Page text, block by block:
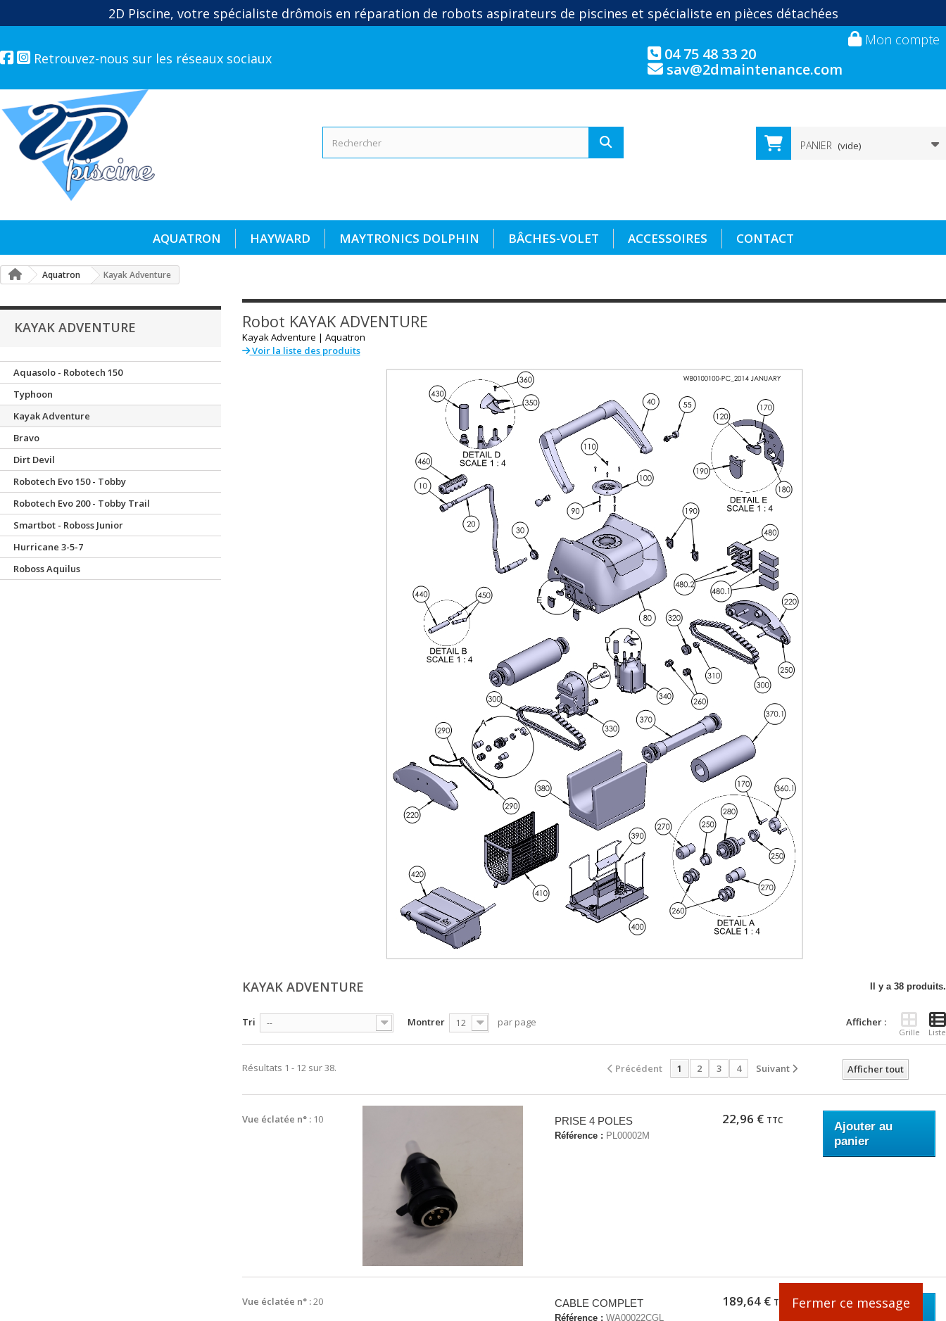
2D Piscine, votre spécialiste drômois en réparation de robots aspirateurs de piscines et spécialiste en pièces détachées
Mon compte
Retrouvez-nous sur les réseaux sociaux
04 75 48 33 20
sav@2dmaintenance.com
PANIER (vide)
AQUATRON HAYWARD MAYTRONICS DOLPHIN BÂCHES-VOLET ACCESSOIRES CONTACT
Aquatron Kayak Adventure
KAYAK ADVENTURE
Aquasolo - Robotech 150
Typhoon
Kayak Adventure
Bravo
Dirt Devil
Robotech Evo 150 - Tobby
Robotech Evo 200 - Tobby Trail
Smartbot - Roboss Junior
Hurricane 3-5-7
Roboss Aquilus
Robot KAYAK ADVENTURE
Kayak Adventure | Aquatron
Voir la liste des produits
KAYAK ADVENTURE Il y a 38 produits.
Afficher :
Grille Liste
Tri -- Montrer 12 par page
Afficher tout
Précédent 1 2 3 4 Suivant
Résultats 1 - 12 sur 38.
Vue éclatée n° :10 PRISE 4 POLES
Référence : PL00002M
22,96 € TTC
Ajouter au
panier
Vue éclatée n° :20 CABLE COMPLET
Référence : WA00022CGL
189,64 € TTC
Ajouter au
Fermer ce message